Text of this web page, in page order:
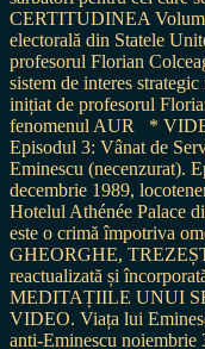
CERTITUDINEA
electorală din Statele
profesorul Florian
sistem de interes
inițiat de profesorul
fenomenul AUR
*
Episodul 3: Vânat de
Eminescu (necenzurat).
decembrie 1989,
Hotelul Athénée Palace
este o crimă împotriva
GHEORGHE,
reactualizată și
MEDITAȚIILE UNUI
VIDEO. Viața lui
anti-Eminescu noiembrie